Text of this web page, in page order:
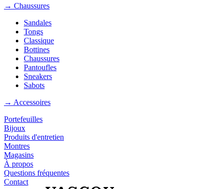
→ Chaussures
Sandales
Tongs
Classique
Bottines
Chaussures
Pantoufles
Sneakers
Sabots
→ Accessoires
Portefeuilles
Bijoux
Produits d'entretien
Montres
Magasins
À propos
Questions fréquentes
Contact